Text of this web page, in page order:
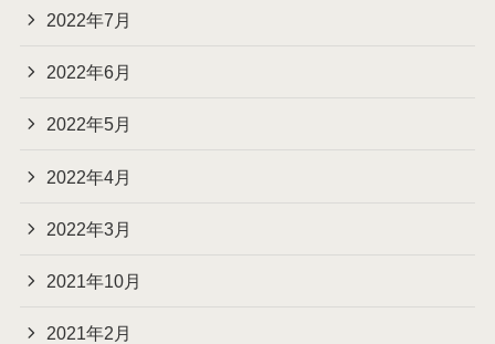
2022年7月
2022年6月
2022年5月
2022年4月
2022年3月
2021年10月
2021年2月